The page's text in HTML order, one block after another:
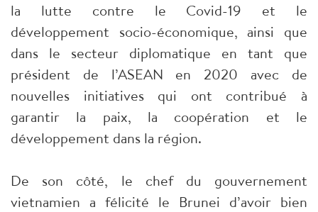
la lutte contre le Covid-19 et le
développement socio-économique, ainsi que
dans le secteur diplomatique en tant que
président de l’ASEAN en 2020 avec de
nouvelles initiatives qui ont contribué à
garantir la paix, la coopération et le
développement dans la région.
De son côté, le chef du gouvernement
vietnamien a félicité le Brunei d’avoir bien